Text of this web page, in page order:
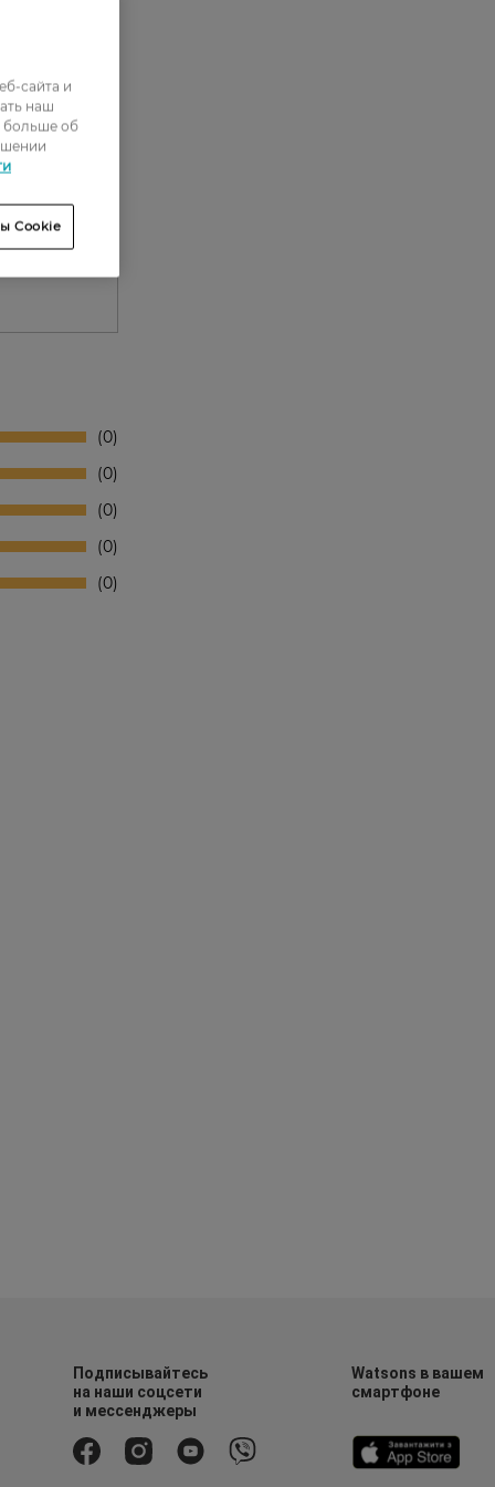
0
0
0
0
0
Подписывайтесь
на наши соцсети
и мессенджеры
Watsons в вашем
смартфоне
сайта и
наш
больше об
Cookie